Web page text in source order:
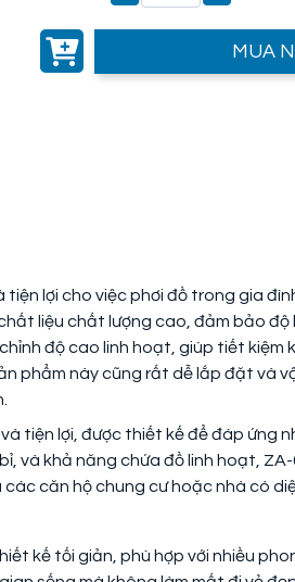
MUA
lợi cho việc phơi đồ trong gia
liệu chất lượng cao, đảm bảo độ
độ cao linh hoạt, giúp tiết kiệm
phẩm này cũng rất dễ lắp đặt và
tiện lợi, được thiết kế để đáp ứng
và khả năng chứa đồ linh hoạt,
căn hộ chung cư hoặc nhà có
kế tối giản, phù hợp với nhiều